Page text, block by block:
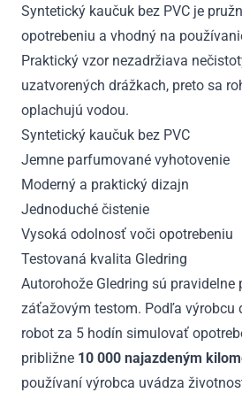
Syntetický kaučuk bez PVC je
opotrebeniu a vhodný na
Praktický vzor nezadržiava
uzatvorených drážkach, preto sa
oplachujú vodou.
Syntetický kaučuk bez PVC
Jemne parfumované vyhotovenie
Moderný a praktický dizajn
Jednoduché čistenie
Vysoká odolnosť voči opotrebeniu
Testovaná kvalita Gledring
Autorohože Gledring sú pravidelne
záťažovým testom. Podľa výrobcu
robot za 5 hodín simulovať
približne 10 000 najazdeným
používaní výrobca uvádza